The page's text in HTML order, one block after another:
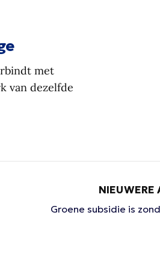
met
van dezelfde
NIEUWERE
Groene subsidie is